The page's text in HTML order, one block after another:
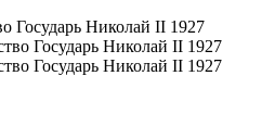
Государь Николай II 1927